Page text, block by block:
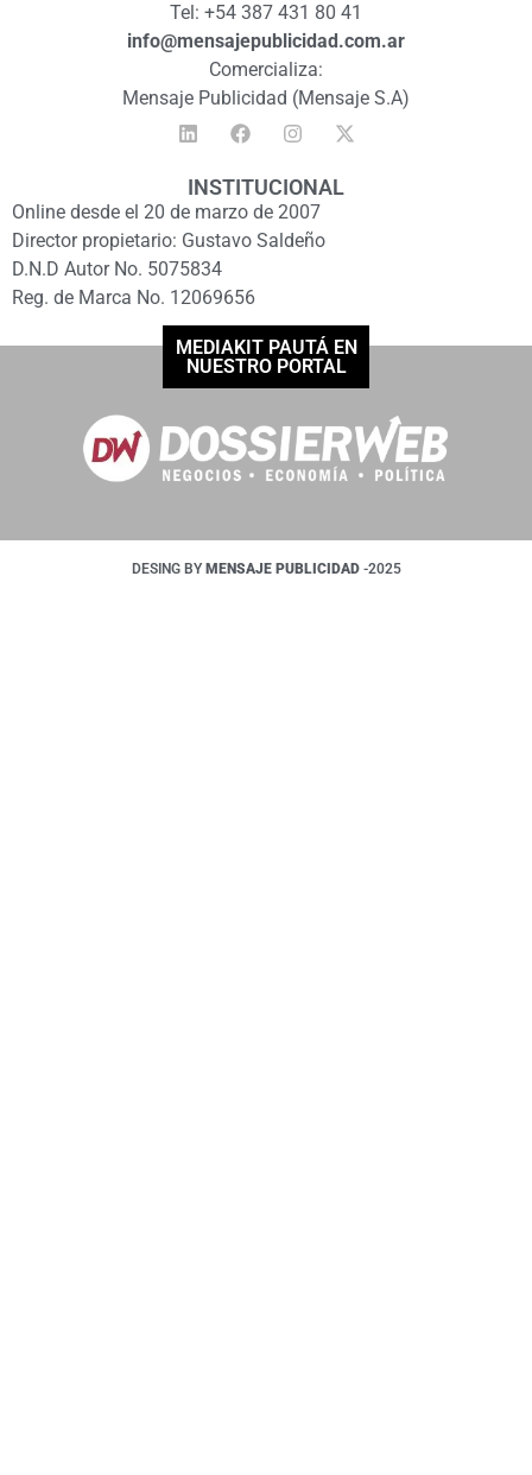
Tel: +54 387 431 80 41
info@mensajepublicidad.com.ar
Comercializa:
Mensaje Publicidad (Mensaje S.A)
INSTITUCIONAL
Online desde el 20 de marzo de 2007
Director propietario: Gustavo Saldeño
D.N.D Autor No. 5075834
Reg. de Marca No. 12069656
MEDIAKIT PAUTÁ EN
NUESTRO PORTAL
DESING BY MENSAJE PUBLICIDAD -2025